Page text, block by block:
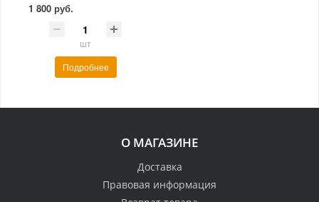
1 800 руб.
шт
Подробнее
О МАГАЗИНЕ
Доставка
Правовая информация